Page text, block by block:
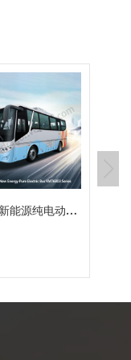
供应商新能源纯电动客车8米34座客车价格
电